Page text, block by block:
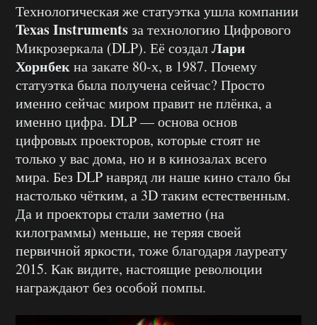
Технологическая же статуэтка ушла компании
Texas Instrumentsза технологию Цифрового
Микрозеркала (DLP). Её создалЛари
Хорнбекна закате 80-х, в 1987. Почему
статуэтка была получена сейчас? Просто
именно сейчас миром правит не плёнка, а
именно цифра. DLP — основа основ
цифровых проекторов, которые стоят не
только у вас дома, но и в кинозалах всего
мира. Без DLP навряд ли наше кино стало бы
настолько чётким, а 3D таким естественным.
Да и проекторы стали заметно (на
килограммы) меньше, не теряя своей
первичной яркости, тоже благодаря лауреату
2015. Как видите, настоящие революции
награждают без особой помпы.